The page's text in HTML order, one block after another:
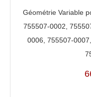
Géométrie Variable
755507-0002,
0006, 755507-